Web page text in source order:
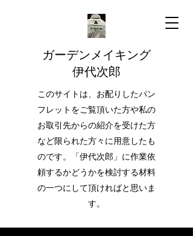
ガーデンメイキング
伊代次郎
このサイトは、お配りしたパン
フレットをご覧頂いた方や私の
お取引先からの紹介を受けた方
など限られた方々に用意したも
のです。「伊代次郎」に作業依
頼するかどうかを検討する材料
の一つにして頂ければと思いま
す。